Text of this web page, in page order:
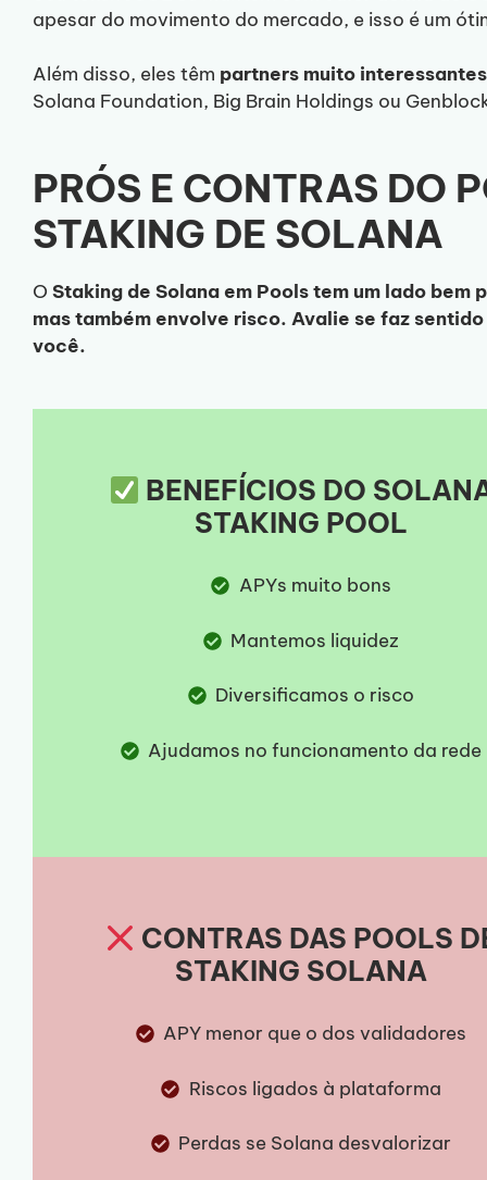
apesar do movimento do mercado, e isso é um
Além disso, eles têm partners muito
Solana Foundation, Big Brain Holdings ou
PRÓS E CONTRAS DO
STAKING DE SOLANA
O Staking de Solana em Pools tem um lado bem
mas também envolve risco. Avalie se faz
você.
BENEFÍCIOS DO
STAKING POOL
APYs muito bons
Mantemos liquidez
Diversificamos o risco
Ajudamos no funcionamento da rede
CONTRAS DAS POOLS
STAKING SOLANA
APY menor que o dos validadores
Riscos ligados à plataforma
Perdas se Solana desvalorizar